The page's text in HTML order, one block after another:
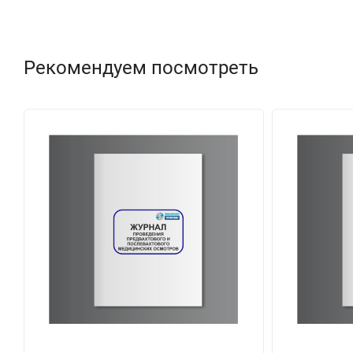
Рекомендуем посмотреть